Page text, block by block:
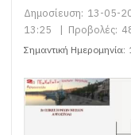
Δημοσίευση: 13-05-
13:25
| Προβολές:
Σημαντική Ημερομηνία: